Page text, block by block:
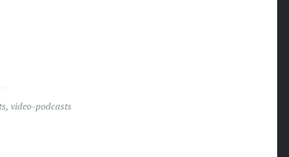
, video-podcasts